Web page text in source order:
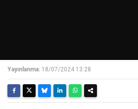
Yayınlanma: 18/07/2024 13:28